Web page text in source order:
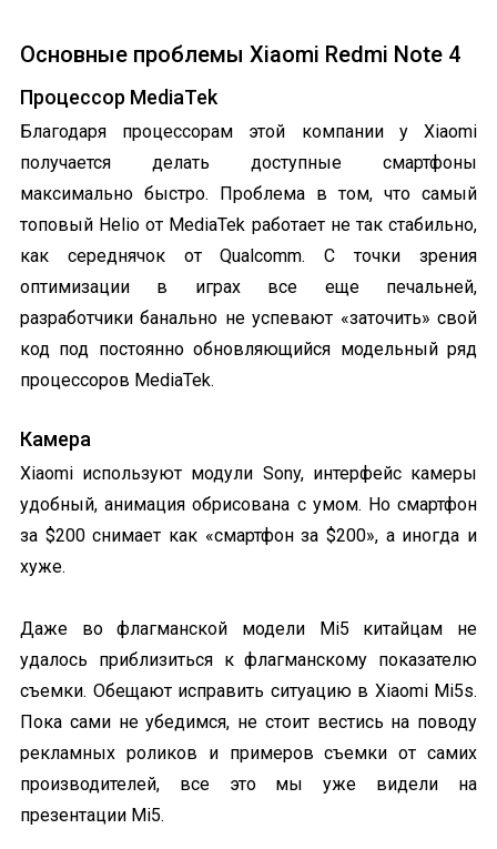
Основные проблемы Xiaomi Redmi Note 4
Процессор MediaTek
Благодаря процессорам этой компании у Xiaomi
получается делать доступные смартфоны
максимально быстро. Проблема в том, что самый
топовый Helio от MediaTek работает не так стабильно,
как середнячок от Qualcomm. C точки зрения
оптимизации в играх все еще печальней,
разработчики банально не успевают «заточить» свой
код под постоянно обновляющийся модельный ряд
процессоров MediaTek.
Камера
Xiaomi используют модули Sony, интерфейс камеры
удобный, анимация обрисована с умом. Но смартфон
за $200 снимает как «смартфон за $200», а иногда и
хуже.
Даже во флагманской модели Mi5 китайцам не
удалось приблизиться к флагманскому показателю
съемки. Обещают исправить ситуацию в Xiaomi Mi5s.
Пока сами не убедимся, не стоит вестись на поводу
рекламных роликов и примеров съемки от самих
производителей, все это мы уже видели на
презентации Mi5.